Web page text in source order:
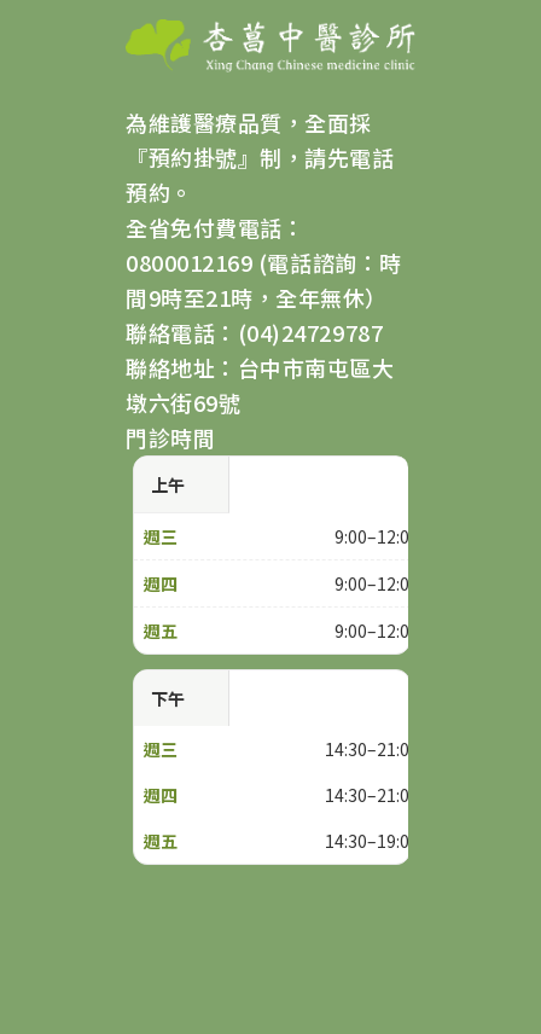
為維護醫療品質，全面採
『預約掛號』制，請先電話
預約。
全省免付費電話：
0800012169 (電話諮詢：時
間9時至21時，全年無休）
聯絡電話：(04)24729787
聯絡地址：台中市南屯區大
墩六街69號
門診時間
上午
9:00–12:00
9:00–12:00
9:00–12:00
下午
14:30–21:00
14:30–21:00
14:30–19:00